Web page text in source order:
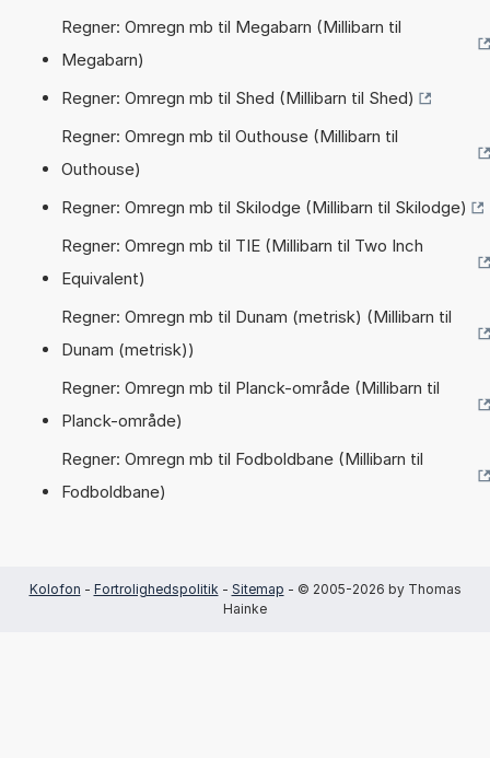
Regner: Omregn mb til Megabarn (Millibarn til
Megabarn)
Regner: Omregn mb til Shed (Millibarn til Shed)
Regner: Omregn mb til Outhouse (Millibarn til
Outhouse)
Regner: Omregn mb til Skilodge (Millibarn til Skilodge)
Regner: Omregn mb til TIE (Millibarn til Two Inch
Equivalent)
Regner: Omregn mb til Dunam (metrisk) (Millibarn til
Dunam (metrisk))
Regner: Omregn mb til Planck-område (Millibarn til
Planck-område)
Regner: Omregn mb til Fodboldbane (Millibarn til
Fodboldbane)
Kolofon - Fortrolighedspolitik - Sitemap - © 2005-2026 by Thomas
Hainke